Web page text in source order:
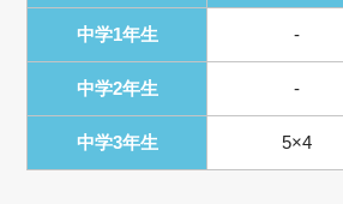
中学1年生 -
中学2年生 -
中学3年生 5×4